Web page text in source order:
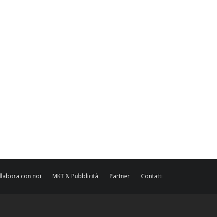
con noi MKT & Pubblicità Partner Contatti